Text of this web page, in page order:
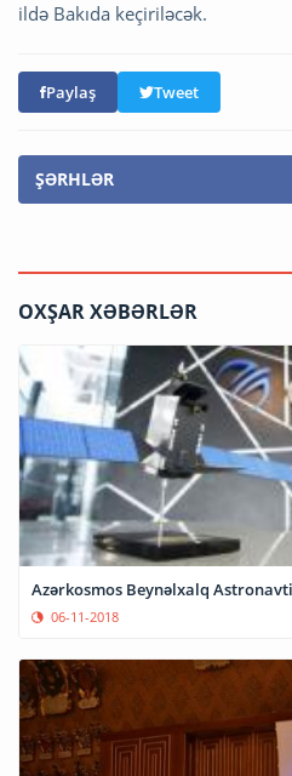
ildə Bakıda keçiriləcək.
Paylaş Tweet
ŞƏRHLƏR
OXŞAR XƏBƏRLƏR
Azərkosmos Beynəlxalq
06-11-2018